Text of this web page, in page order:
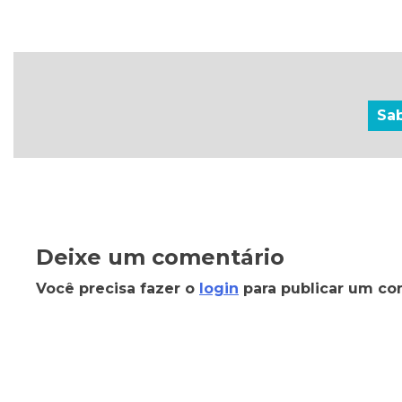
Deixe um comentário
Você precisa fazer o login para publicar um